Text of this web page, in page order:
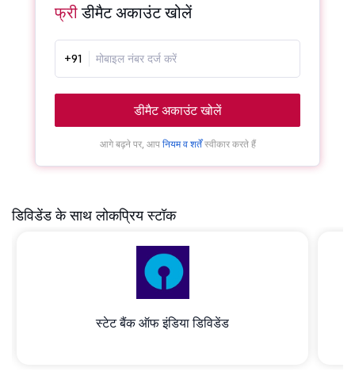
फ्रीडीमैट अकाउंट खोलें
+91
डीमैट अकाउंट खोलें
आगे बढ़ने पर, आप नियम व शर्तेंस्वीकार करते हैं
डिविडेंड के साथ लोकप्रिय स्टॉक
स्टेट बैंक ऑफ इंडिया डिविडेंड